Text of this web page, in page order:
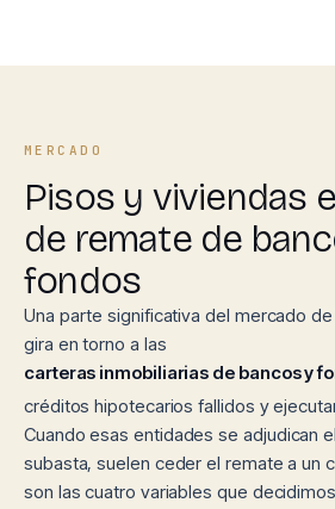
MERCADO
Pisos y viviendas
de remate de
fondos
Una parte significativa del mercado
gira en torno a las
carteras inmobiliarias de bancos y
créditos hipotecarios fallidos y
Cuando esas entidades se adjudican
subasta, suelen ceder el remate a un
son las cuatro variables que